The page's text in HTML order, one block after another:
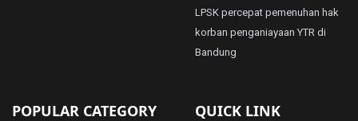
LPSK percepat pemenuhan hak
korban penganiayaan YTR di
Bandung
POPULAR CATEGORY QUICK LINK